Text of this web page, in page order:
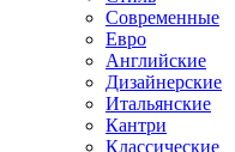
Современные
Евро
Английские
Дизайнерские
Итальянские
Кантри
Классические